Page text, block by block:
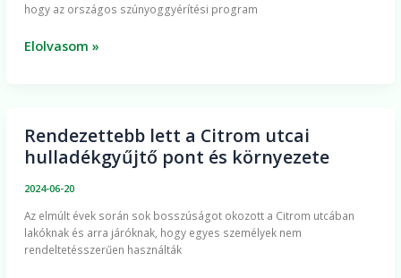
hogy az országos szúnyoggyérítési program
Elolvasom »
Rendezettebb lett a Citrom utcai
hulladékgyűjtő pont és környezete
2024-06-20
Az elmúlt évek során sok bosszúságot okozott a Citrom utcában
lakóknak és arra járóknak, hogy egyes személyek nem
rendeltetésszerűen használták
Rendezettebb
lett
utcai
hulladékgyűjtő